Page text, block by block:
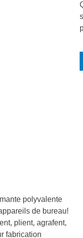
polyvalente
de bureau!
plient, agrafent,
fabrication